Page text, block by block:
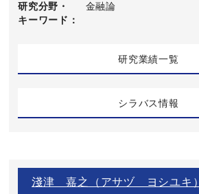
研究分野・
キーワード
金融論
研究業績一覧
シラバス情報
淺津 嘉之（アサヅ ヨシユキ）